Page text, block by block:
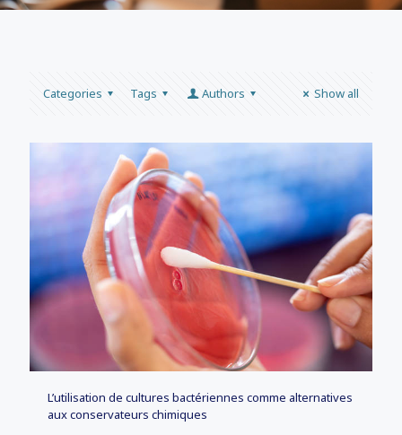
Categories Tags Authors Show all
L’utilisation de cultures bactériennes comme alternatives
aux conservateurs chimiques